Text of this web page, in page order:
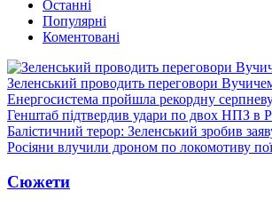
Останні
Популярні
Коментовані
Зеленський проводить переговори
Енергосистема пройшла рекордну
Генштаб підтвердив удари по двох НПЗ в
Балістичний терор: Зеленський зробив
Росіяни влучили дроном по локомотиву
Сюжети